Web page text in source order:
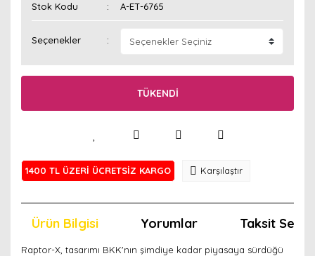
Stok Kodu A-ET-6765
Seçenekler
TÜKENDİ
1400 TL ÜZERİ ÜCRETSİZ KARGO Karşılaştır
Ürün Bilgisi Yorumlar Taksit
Raptor-X, tasarımı BKK'nın şimdiye kadar piyasaya sürdüğü